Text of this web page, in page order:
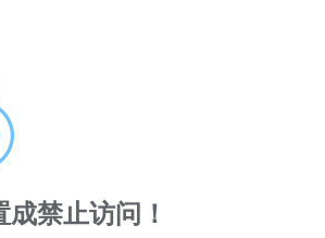
禁止访问！